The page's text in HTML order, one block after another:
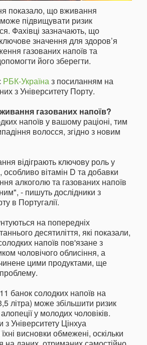
показало, що вживання
підвищувати ризик
Фахівці зазначають, що
значення для здоров’я
газованих напоїв та
його зберегти.
РБК-Україназ посиланням на
з Університету Порту.
газованих напоїв?
напоїв у вашому раціоні, тим
волосся, згідно з новим
відіграють ключову роль у
особливо вітамін D та добавки
алкоголю та газованих напоїв
- пишуть дослідники з
в Португалії.
на попередніх
десятиліття, які показали,
напоїв пов'язане з
чоловічого облисіння, а
цими продуктами, ще
банок солодких напоїв на
літра) може збільшити ризик
у молодих чоловіків.
з Університету Цінхуа
висновки обмежені, оскільки